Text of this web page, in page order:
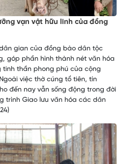
vạn vật hữu linh của đồng
dân gian của đồng bào dân tộc
góp phần hình thành nét văn hóa
thần phong phú của cộng
việc thờ cúng tổ tiên, tín
đến nay vẫn sống động trong đời
trình Giao lưu văn hóa các dân